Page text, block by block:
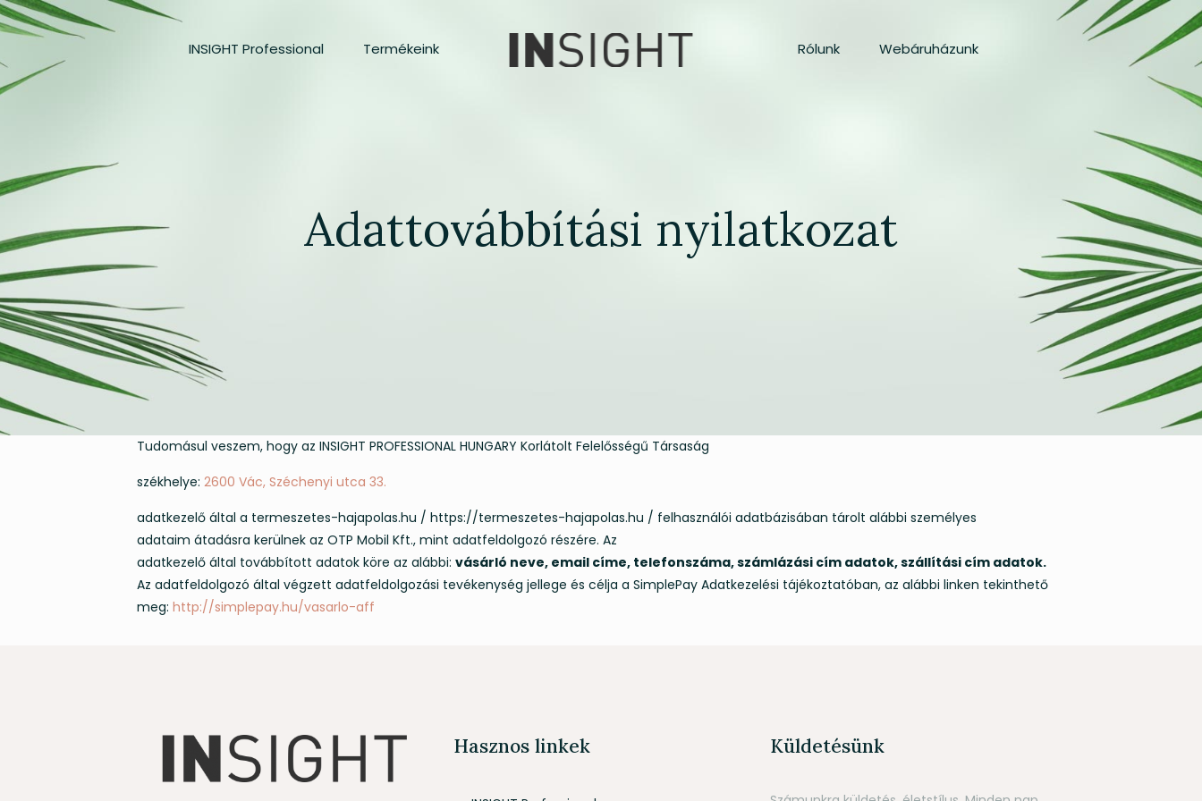
INSIGHT Professional Termékeink Rólunk Webáruházunk
Adattovábbítási nyilatkozat
Tudomásul veszem, hogy az INSIGHT PROFESSIONAL HUNGARY Korlátolt Felelősségű Társaság
székhelye: 2600 Vác, Széchenyi utca 33.
adatkezelő által a termeszetes-hajapolas.hu / https://termeszetes-hajapolas.hu / felhasználói adatbázisában tárolt alábbi személyes
adataim átadásra kerülnek az OTP Mobil Kft., mint adatfeldolgozó részére. Az
adatkezelő által továbbított adatok köre az alábbi: vásárló neve, email címe, telefonszáma, számlázási cím adatok, szállítási cím adatok.
Az adatfeldolgozó által végzett adatfeldolgozási tevékenység jellege és célja a SimplePay Adatkezelési tájékoztatóban, az alábbi linken tekinthető
meg: http://simplepay.hu/vasarlo-aff
Hasznos linkek Küldetésünk